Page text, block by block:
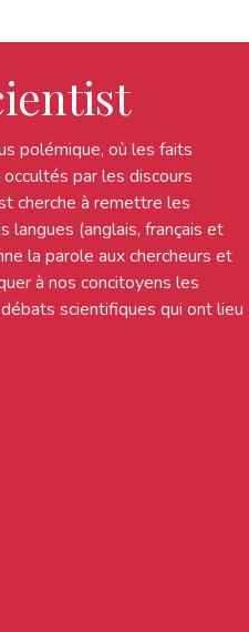
polémique, où les faits
par les discours
cherche à remettre les
langues (anglais, français et
la parole aux chercheurs et
à nos concitoyens les
scientifiques qui ont lieu